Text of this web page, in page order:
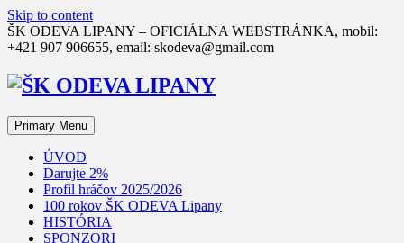
Skip to content
ŠK ODEVA LIPANY – OFICIÁLNA WEBSTRÁNKA, mobil:
+421 907 906655, email: skodeva@gmail.com
Primary Menu
ÚVOD
Darujte 2%
Profil hráčov 2025/2026
100 rokov ŠK ODEVA Lipany
HISTÓRIA
SPONZORI